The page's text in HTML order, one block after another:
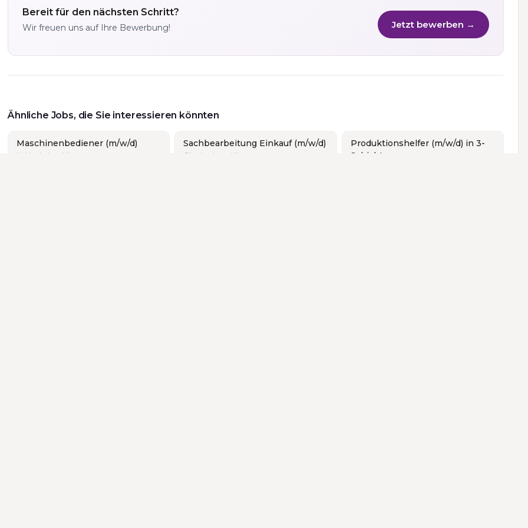
Bereit für den nächsten Schritt?
Wir freuen uns auf Ihre Bewerbung! Jetzt bewerben →
Ähnliche Jobs, die Sie interessieren könnten
Maschinenbediener (m/w/d)
Heidenheim · Ulm
Sachbearbeitung Einkauf (m/w/d)
Oberkochen · Ulm
Produktionshelfer (m/w/d) in 3-
Schicht